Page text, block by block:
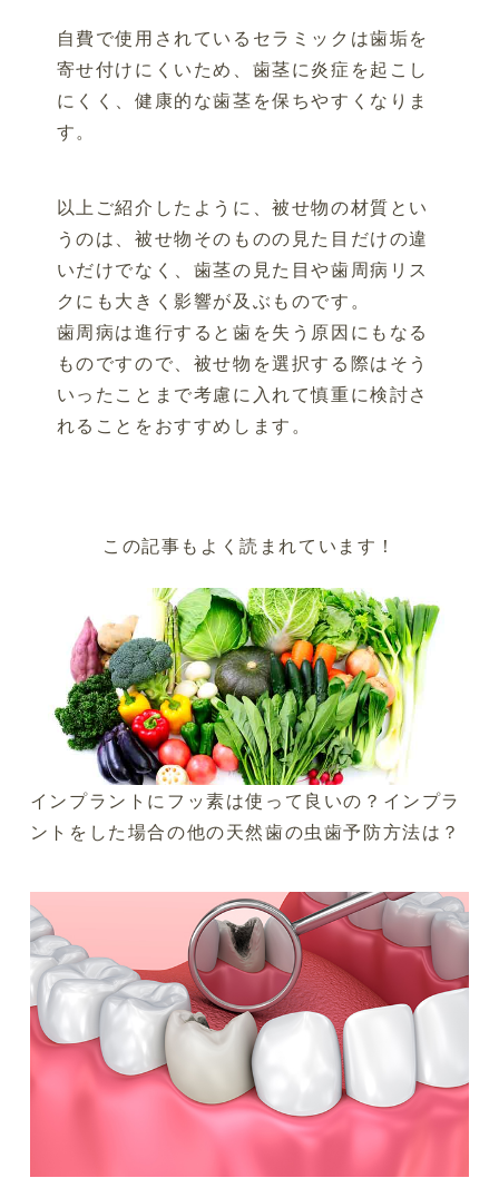
自費で使用されているセラミックは歯垢を
寄せ付けにくいため、歯茎に炎症を起こし
にくく、健康的な歯茎を保ちやすくなりま
す。
以上ご紹介したように、被せ物の材質とい
うのは、被せ物そのものの見た目だけの違
いだけでなく、歯茎の見た目や歯周病リス
クにも大きく影響が及ぶものです。
歯周病は進行すると歯を失う原因にもなる
ものですので、被せ物を選択する際はそう
いったことまで考慮に入れて慎重に検討さ
れることをおすすめします。
この記事もよく読まれています！
インプラントにフッ素は使って良いの？インプラ
ントをした場合の他の天然歯の虫歯予防方法は？